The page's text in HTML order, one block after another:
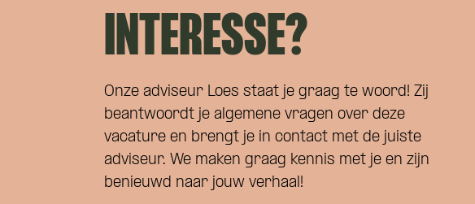
INTERESSE?
Onze adviseur Loes staat je graag te woord! Zij
beantwoordt je algemene vragen over deze
vacature en brengt je in contact met de juiste
adviseur. We maken graag kennis met je en zijn
benieuwd naar jouw verhaal!